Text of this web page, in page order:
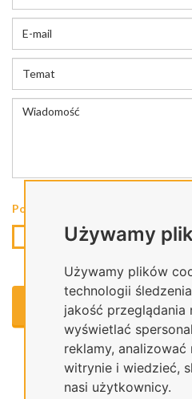
Używamy
Używamy plików
technologii
jakość przeglądania
wyświetlać
reklamy, analizować
witrynie i wiedzieć,
nasi użytkownicy.
Polityka prywatności
Oświadczam, że
WYŚLIJ LIST